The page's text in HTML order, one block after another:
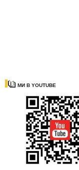
МИ В YOUTUBE